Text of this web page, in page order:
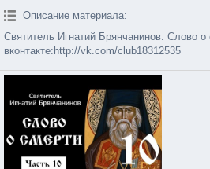
Описание материала:
Святитель Игнатий Брянчанинов. Слово
вконтакте:http://vk.com/club18312535